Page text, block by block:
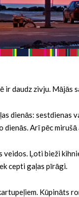
daudz zivju. Mājās
dienās: sestdienas
Arī pēc mirušā
Ļoti bieži
cepti gaļas pīrāgi.
Kūpināts